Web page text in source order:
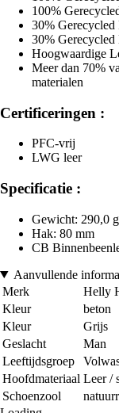
100%
30% Gerecycled
30% Gerecycled
Hoogwaardige
Meer dan 70%
materialen
Certificeringen :
PFC-vrij
LWG leer
Specificatie :
Gewicht: 290,0 g
Hak: 80 mm
CB
Aanvullende
Merk
Helly
Kleur
beton
Kleur
Grijs
Geslacht
Man
Leeftijdsgroep
Hoofdmateriaal Leer /
Schoenzool